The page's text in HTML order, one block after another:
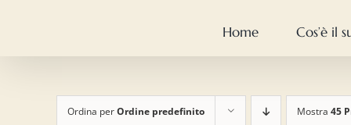
Home Cos’è il
Ordina perOrdine predefinito Mostra 45